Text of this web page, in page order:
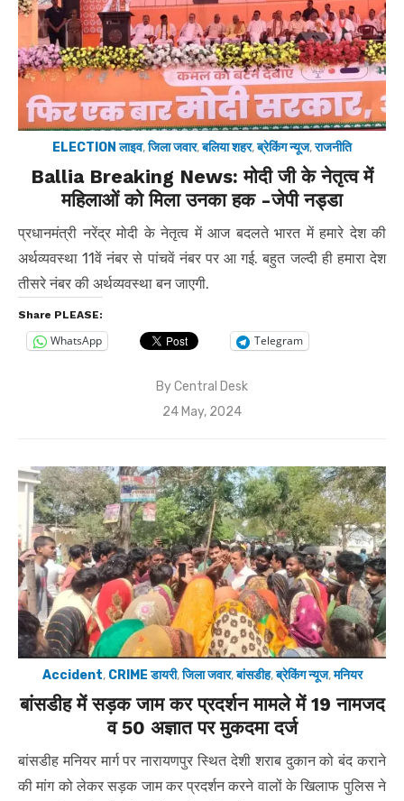
ELECTION लाइव,जिला जवार,बलिया शहर,ब्रेकिंग न्यूज,राजनीति
Ballia Breaking News: मोदी जी के नेतृत्व में
महिलाओं को मिला उनका हक -जेपी नड्डा
प्रधानमंत्री नरेंद्र मोदी के नेतृत्व में आज बदलते भारत में हमारे देश की
अर्थव्यवस्था 11वें नंबर से पांचवें नंबर पर आ गई. बहुत जल्दी ही हमारा देश
तीसरे नंबर की अर्थव्यवस्था बन जाएगी.
Share PLEASE:
WhatsApp Telegram
ByCentral Desk
Posted
24 May, 2024
Accident, CRIME डायरी,जिला जवार,बांसडीह,ब्रेकिंग न्यूज,मनियर
बांसडीह में सड़क जाम कर प्रदर्शन मामले में 19 नामजद
व 50 अज्ञात पर मुकदमा दर्ज
बांसडीह मनियर मार्ग पर नारायणपुर स्थित देशी शराब दुकान को बंद कराने
की मांग को लेकर सड़क जाम कर प्रदर्शन करने वालों के खिलाफ पुलिस ने